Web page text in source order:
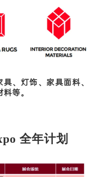
具、灯饰、家具面料、
等。
全年计划